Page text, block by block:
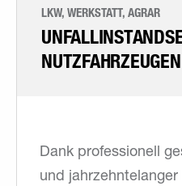
LKW, WERKSTATT, AGRAR
NUTZFAHRZEUGEN
Dank professionell
und